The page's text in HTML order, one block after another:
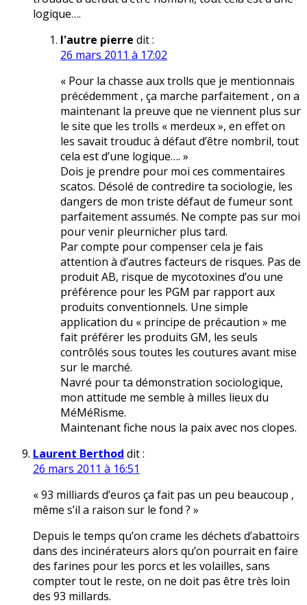
logique….
l'autre pierre dit :
26 mars 2011 à 17:02
« Pour la chasse aux trolls que je mentionnais
précédemment , ça marche parfaitement , on a
maintenant la preuve que ne viennent plus sur
le site que les trolls « merdeux », en effet on
les savait trouduc à défaut d’être nombril, tout
cela est d’une logique…. »
Dois je prendre pour moi ces commentaires
scatos. Désolé de contredire ta sociologie, les
dangers de mon triste défaut de fumeur sont
parfaitement assumés. Ne compte pas sur moi
pour venir pleurnicher plus tard.
Par compte pour compenser cela je fais
attention à d’autres facteurs de risques. Pas de
produit AB, risque de mycotoxines d’ou une
préférence pour les PGM par rapport aux
produits conventionnels. Une simple
application du « principe de précaution » me
fait préférer les produits GM, les seuls
contrôlés sous toutes les coutures avant mise
sur le marché.
Navré pour ta démonstration sociologique,
mon attitude me semble à milles lieux du
MéMéRisme.
Maintenant fiche nous la paix avec nos clopes.
Laurent Berthod dit :
26 mars 2011 à 16:51
« 93 milliards d’euros ça fait pas un peu beaucoup ,
même s’il a raison sur le fond ? »
Depuis le temps qu’on crame les déchets d’abattoirs
dans des incinérateurs alors qu’on pourrait en faire
des farines pour les porcs et les volailles, sans
compter tout le reste, on ne doit pas être très loin
des 93 millards.